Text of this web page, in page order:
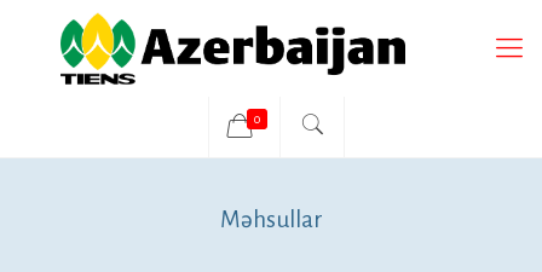
0
Məhsullar